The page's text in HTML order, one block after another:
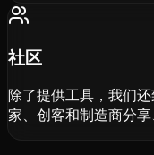
社区
除了提供工具，我们
家、创客和制造商分享